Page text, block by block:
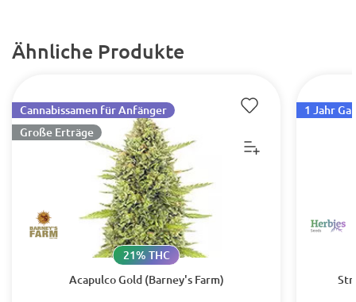
Ähnliche Produkte
Acapulco Gold (Barney's Farm)
21% THC
Cannabissamen für Anfänger
Große Erträge
1 Jahr